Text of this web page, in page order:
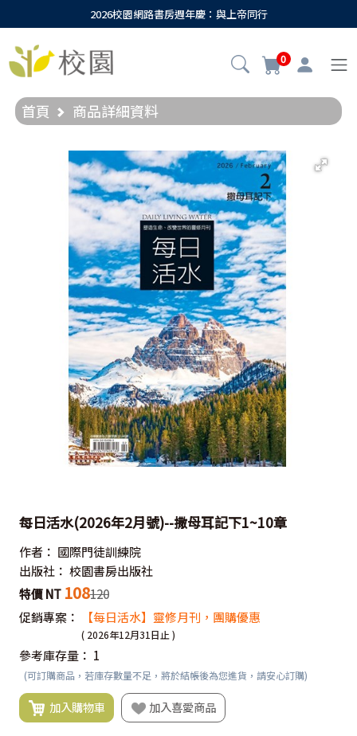
2026校園網路書房週年慶：與上帝同行
0
首頁 商品詳細資料
每日活水(2026年2月號)--撒母耳記下1~10章
作者： 國際門徒訓練院
出版社： 校園書房出版社
特價 NT 108120
促銷專案：
【每日活水】靈修月刊，團購優惠
( 2026年12月31日止 )
參考庫存量： 1
(可訂購商品，若庫存數量不足，將於結帳後為您進貨，請安心訂購)
加入購物車 加入喜愛商品